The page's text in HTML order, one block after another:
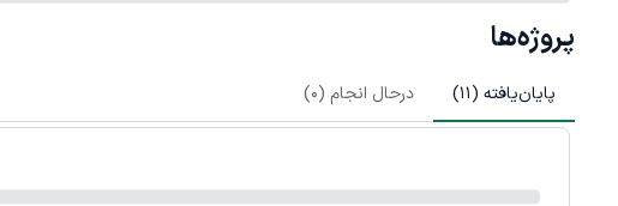
پروژه‌ها
پایان‌یافته (11
) درحال انجام (0
)